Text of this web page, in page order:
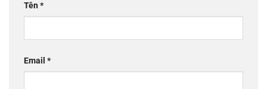
Tên*
Email *